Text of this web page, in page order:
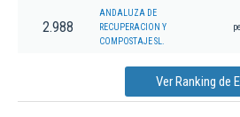
2.988
ANDALUZA DE
RECUPERACION Y
COMPOSTAJE SL.
Ver Ranking de